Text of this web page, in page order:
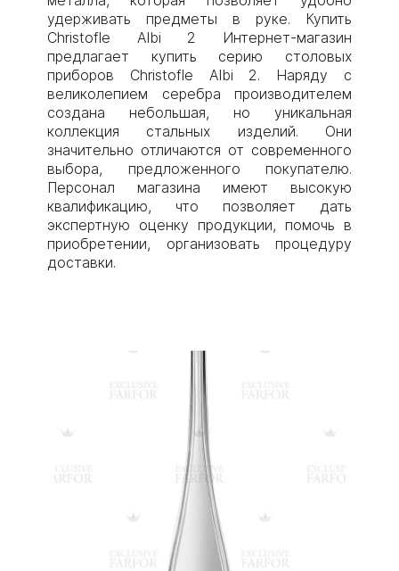
удерживать предметы в руке. Купить
Christofle Albi 2 Интернет-магазин
предлагает купить серию столовых
приборов Christofle Albi 2. Наряду с
великолепием серебра производителем
создана небольшая, но уникальная
коллекция стальных изделий. Они
значительно отличаются от современного
выбора, предложенного покупателю.
Персонал магазина имеют высокую
квалификацию, что позволяет дать
экспертную оценку продукции, помочь в
приобретении, организовать процедуру
доставки.